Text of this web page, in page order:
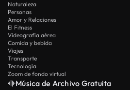
Naturaleza
Personas
Amor y Relaciones
El Fitness
Videografía aérea
Comida y bebida
Viajes
Transporte
Tecnología
Zoom de fondo virtual
Música de Archivo Gratuita